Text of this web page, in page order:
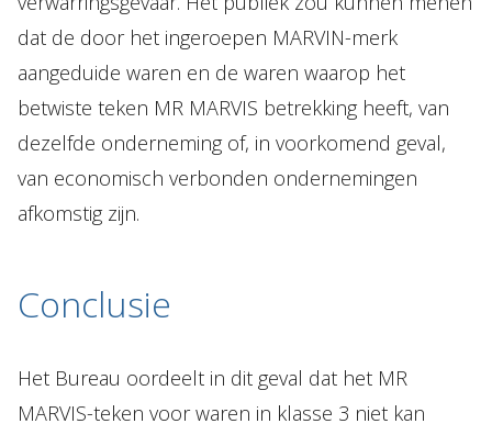
dat de door het ingeroepen MARVIN-merk
aangeduide waren en de waren waarop het
betwiste teken MR MARVIS betrekking heeft, van
dezelfde onderneming of, in voorkomend geval,
van economisch verbonden ondernemingen
afkomstig zijn.
Conclusie
Het Bureau oordeelt in dit geval dat het MR
MARVIS-teken voor waren in klasse 3 niet kan